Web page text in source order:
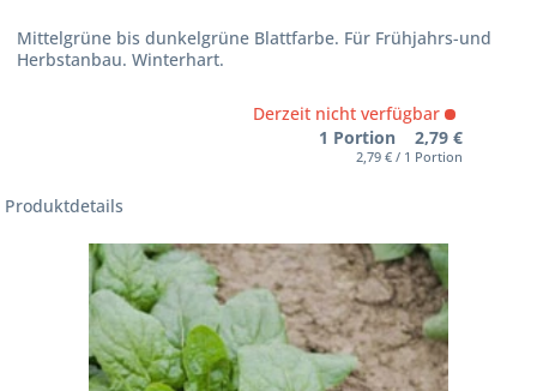
Mittelgrüne bis dunkelgrüne Blattfarbe. Für Frühjahrs-und
Herbstanbau. Winterhart.
Derzeit nicht verfügbar
1 Portion 2,79 €
2,79 € / 1 Portion
Produktdetails